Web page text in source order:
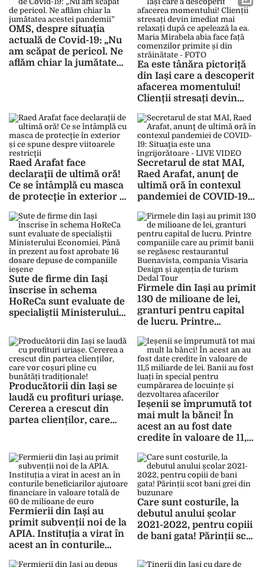
incubat” – FOTO
OMS, despre situația
actuală de Covid-19: „Nu
am scăpat de pericol. Ne
aflăm chiar la jumătatea
Ea este tânăra pictoriță
din Iași care a descoperit
afacerea momentului!
Clienții stresați devin
ce apelează la ea. Maria
Mirabela abia face față
comenzilor primite și
din străinătate – FOTO
Raed Arafat face
declaraţii de ultimă oră!
Ce se întâmplă cu masca
de protecţie în exterior și
viitoarele restricţii
Secretarul de stat MAI,
Raed Arafat, anunţ de
ultimă oră în contexul
pandemiei de COVID-19:
îngrijorătoare – LIVE
VIDEO
Sute de firme din Iași
înscrise în schema
HoReCa sunt evaluate de
specialiștii Ministerului
prezent au fost aprobate
16 dosare depuse de
companiile ieșene
Firmele din Iași au primit
130 de milioane de lei,
granturi pentru capital
de lucru. Printre
primit banii se regăsesc
restaurantul Buenavista,
compania Visaria Design
și agenția de turism
Dedal Tour
Producătorii din Iași se
laudă cu profituri uriașe.
Cererea a crescut din
partea clienților, care
Ieșenii se împrumută tot
mai mult la bănci! În
acest an au fost date
credite în valoare de 11,5
fost luați în special
pentru cumpărarea de
locuințe și dezvoltarea
afacerilor
Fermierii din Iași au
primit subvenții noi de la
APIA. Instituția a virat în
acest an în conturile
Care sunt costurile, la
debutul anului școlar
2021-2022, pentru copiii
de bani gata! Părinții scot